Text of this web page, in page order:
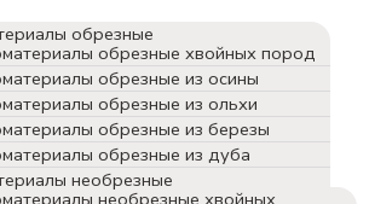
обрезные
обрезные хвойных пород
обрезные из осины
обрезные из ольхи
обрезные из березы
обрезные из дуба
необрезные
необрезные хвойных